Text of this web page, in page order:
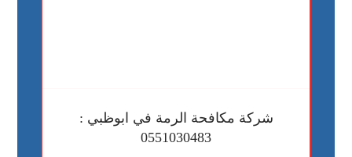
شركة مكافحة الرمة في ابوظبي :
0551030483